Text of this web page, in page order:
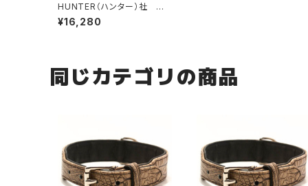
HUNTER（ハンター）社 犬
用スイス首輪・ブラウン 55
サイズ
¥16,280
同じカテゴリの商品